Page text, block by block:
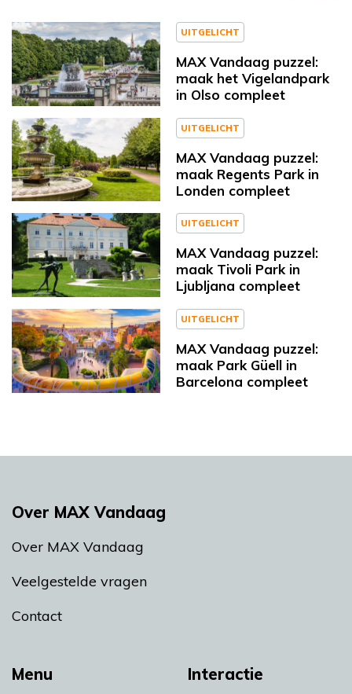
UITGELICHT
MAX Vandaag puzzel:
maak het Vigelandpark
in Olso compleet
UITGELICHT
MAX Vandaag puzzel:
maak Regents Park in
Londen compleet
UITGELICHT
MAX Vandaag puzzel:
maak Tivoli Park in
Ljubljana compleet
UITGELICHT
MAX Vandaag puzzel:
maak Park Güell in
Barcelona compleet
Menu Interactie
Over MAX Vandaag
Over MAX Vandaag
Veelgestelde vragen
Contact